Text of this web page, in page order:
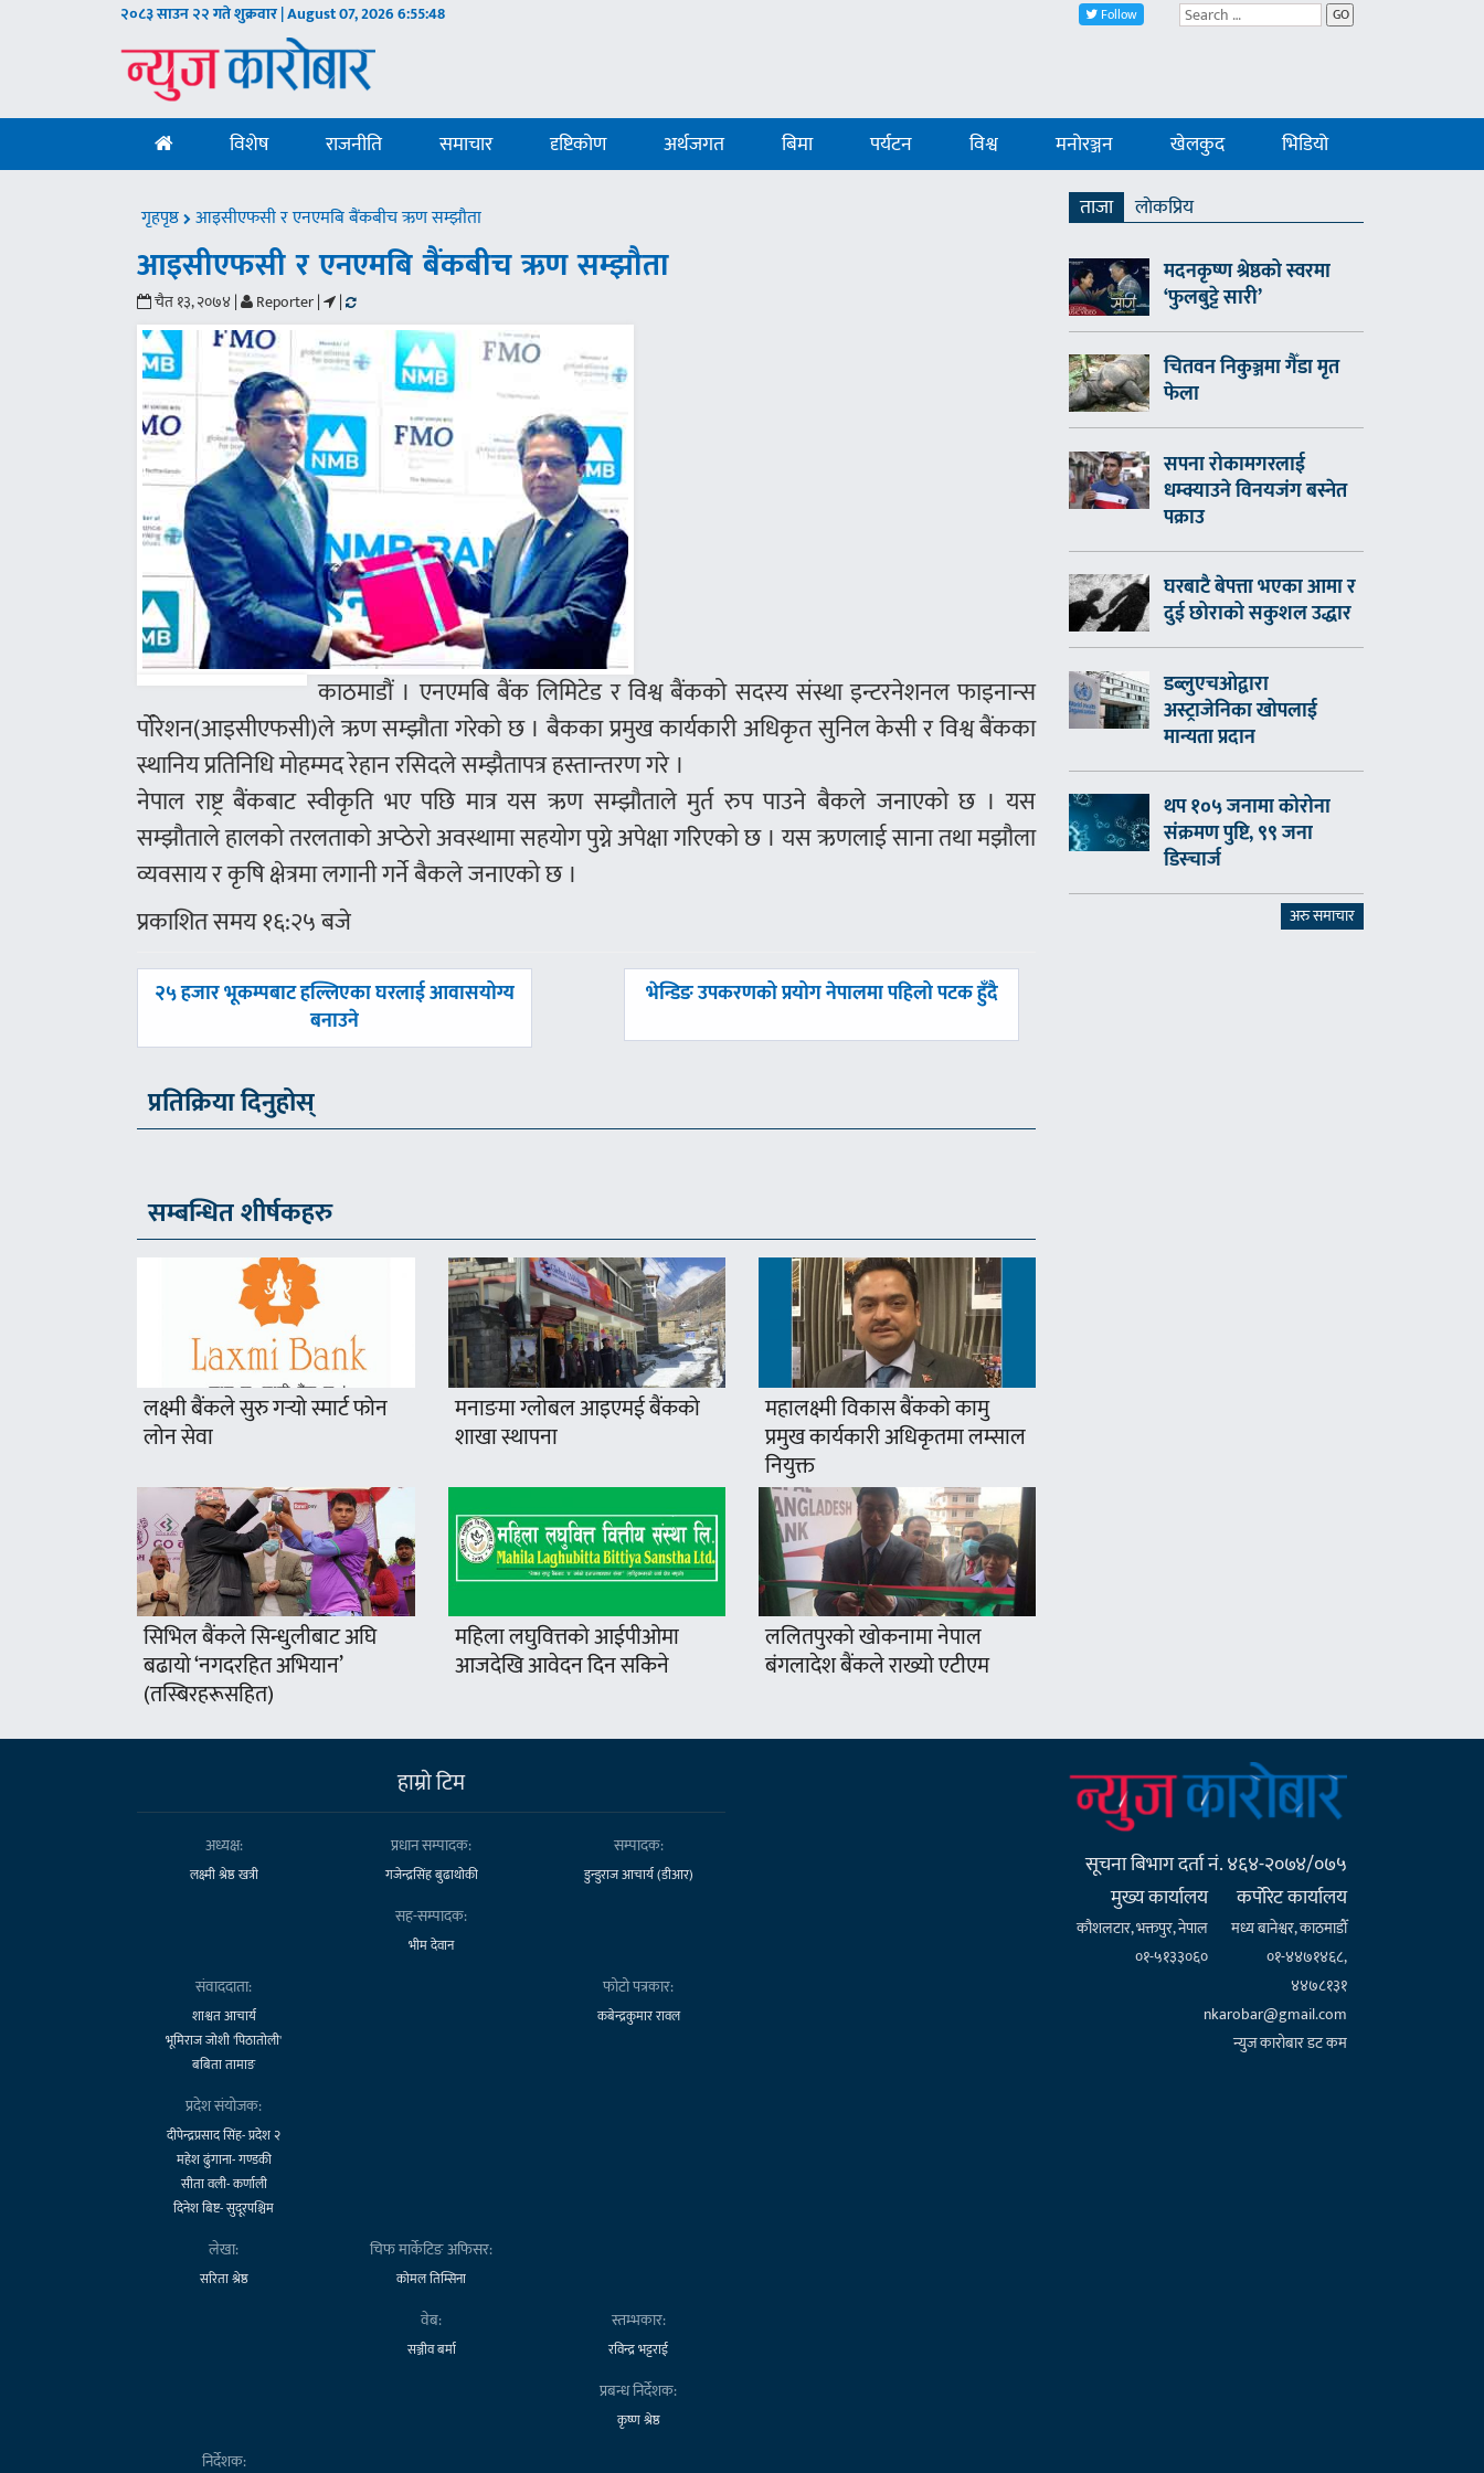
२०८३ साउन २२ गते शुक्रवार | August 07, 20266:55:49 Follow GO
विशेष राजनीति समाचार दृष्टिकोण अर्थजगत बिमा पर्यटन विश्व मनोरञ्जन खेलकुद भिडियो
गृहपृष्ठ आइसीएफसी र एनएमबि बैंकबीच ऋण सम्झौता
आइसीएफसी र एनएमबि बैंकबीच ऋण सम्झौता
चैत १३, २०७४ | Reporter | |
काठमाडौं । एनएमबि बैंक लिमिटेड र विश्व बैंकको सदस्य संस्था इन्टरनेशनल फाइनान्स
र्पोरेशन(आइसीएफसी)ले ऋण सम्झौता गरेको छ । बैकका प्रमुख कार्यकारी अधिकृत सुनिल केसी र विश्व बैंकका
स्थानिय प्रतिनिधि मोहम्मद रेहान रसिदले सम्झैतापत्र हस्तान्तरण गरे ।
नेपाल राष्ट्र बैंकबाट स्वीकृति भए पछि मात्र यस ऋण सम्झौताले मुर्त रुप पाउने बैकले जनाएको छ । यस
सम्झौताले हालको तरलताको अप्ठेरो अवस्थामा सहयोग पुग्ने अपेक्षा गरिएको छ । यस ऋणलाई साना तथा मझौला
व्यवसाय र कृषि क्षेत्रमा लगानी गर्ने बैकले जनाएको छ ।
प्रकाशित समय १६:२५ बजे
पछिल्लाे
२५ हजार भूकम्पबाट हल्लिएका घरलाई आवासयोग्य
बनाउने
अघिल्लाे
भेन्डिङ उपकरणको प्रयोग नेपालमा पहिलो पटक हुँदै
प्रतिक्रिया दिनुहोस्
सम्बन्धित शीर्षकहरु
लक्ष्मी बैंकले सुरु गर्‍यो स्मार्ट फोन
लोन सेवा
मनाङमा ग्लोबल आइएमई बैंकको
शाखा स्थापना
महालक्ष्मी विकास बैंकको कामु
प्रमुख कार्यकारी अधिकृतमा लम्साल
नियुक्त
सिभिल बैंकले सिन्धुलीबाट अघि
बढायो ‘नगदरहित अभियान’
(तस्बिरहरूसहित)
महिला लघुवित्तको आईपीओमा
आजदेखि आवेदन दिन सकिने
ललितपुरको खोकनामा नेपाल
बंगलादेश बैंकले राख्यो एटीएम
ताजा
लाेकप्रिय
मदनकृष्ण श्रेष्ठको स्वरमा
‘फुलबुट्टे सारी’
चितवन निकुञ्जमा गैँडा मृत
फेला
सपना रोकामगरलाई
धम्क्याउने विनयजंग बस्नेत
पक्राउ
घरबाटै बेपत्ता भएका आमा र
दुई छोराको सकुशल उद्धार
डब्लुएचओद्वारा
अस्ट्राजेनिका खोपलाई
मान्यता प्रदान
थप १०५ जनामा कोरोना
संक्रमण पुष्टि, ९९ जना
डिस्चार्ज
अरु समाचार
हाम्राे टिम
अध्यक्ष:
लक्ष्मी श्रेष्ठ खत्री
प्रधान सम्पादक:
गजेन्द्रसिंह बुढाथोकी
सम्पादक:
डुन्डुराज आचार्य (डीआर)
सह-सम्पादक:
भीम देवान
संवाददाता:
शाश्वत आचार्य
भूमिराज जोशी 'पिठातोली'
बबिता तामाङ
फोटो पत्रकार:
कबेन्द्रकुमार रावल
प्रदेश संयोजक:
दीपेन्द्रप्रसाद सिंह- प्रदेश २
महेश ढुंगाना- गण्डकी
सीता वली- कर्णाली
दिनेश बिष्ट- सुदूरपश्चिम
लेखा:
सरिता श्रेष्ठ
चिफ मार्केटिङ अफिसर:
कोमल तिम्सिना
वेब:
सञ्जीव बर्मा
स्तम्भकार:
रविन्द्र भट्टराई
प्रबन्ध निर्देशक:
कृष्ण श्रेष्ठ
निर्देशक:
सूचना बिभाग दर्ता नं. ४६४-२०७४/०७५
मुख्य कार्यालय
कौशलटार, भक्तपुर, नेपाल
०१-५१३३०६०
कर्पाेरेट कार्यालय
मध्य बानेश्वर, काठमाडौँ
०१-४४७१४६८,
४४७८१३१
nkarobar@gmail.com
न्युज कारोबार डट कम